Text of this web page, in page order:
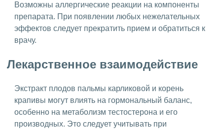
Возможны аллергические реакции на компоненты
препарата. При появлении любых нежелательных
эффектов следует прекратить прием и обратиться к
врачу.
Лекарственное взаимодействие
Экстракт плодов пальмы карликовой и корень
крапивы могут влиять на гормональный баланс,
особенно на метаболизм тестостерона и его
производных. Это следует учитывать при